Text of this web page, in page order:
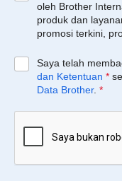
oleh Brother
produk dan
promosi terkini,
Saya telah
dan Ketentuan *
Data Brother. *